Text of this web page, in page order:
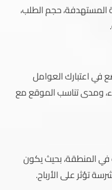
المستهدفة، حجم الطلب،
في اعتبارك العوامل
ومدى تناسب الموقع مع
في المنطقة، بحيث يكون
تؤثر على الأرباح.